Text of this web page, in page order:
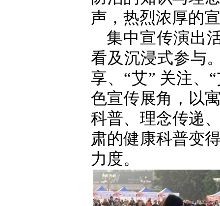
声，热烈浓厚的
集中宣传演出
看及沉浸式参与
享、“艾” 关注、
色宣传展角，以
科普、理念传递
肃的健康科普变
力度。